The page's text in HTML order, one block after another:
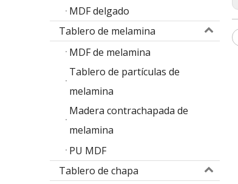
MDF delgado
Tablero de melamina
MDF de melamina
Tablero de partículas de
melamina
Madera contrachapada de
melamina
PU MDF
Tablero de chapa